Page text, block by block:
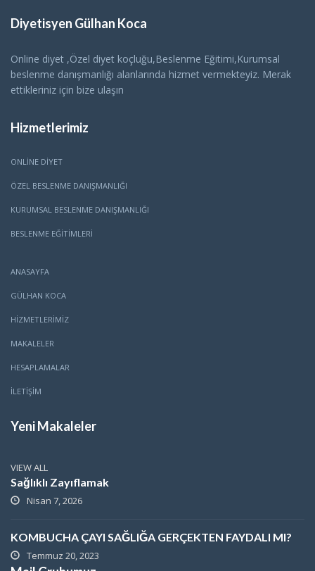
Diyetisyen Gülhan Koca
Online diyet ,Özel diyet koçluğu,Beslenme Eğitimi,Kurumsal
beslenme danışmanlığı alanlarında hizmet vermekteyiz. Merak
ettikleriniz için bize ulaşın
Hizmetlerimiz
ONLINE DIYET
ÖZEL BESLENME DANIŞMANLIĞI
KURUMSAL BESLENME DANIŞMANLIĞI
BESLENME EĞITIMLERI
ANASAYFA
GÜLHAN KOCA
HİZMETLERİMİZ
MAKALELER
HESAPLAMALAR
İLETİŞİM
Yeni Makaleler
VIEW ALL
Sağlıklı Zayıflamak
Nisan 7, 2026
KOMBUCHA ÇAYI SAĞLIĞA GERÇEKTEN FAYDALI MI?
Temmuz 20, 2023